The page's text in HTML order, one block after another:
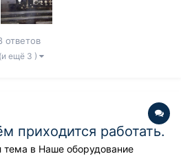
ответов
(и ещё 3 )
приходится работать.
тема в Наше оборудование